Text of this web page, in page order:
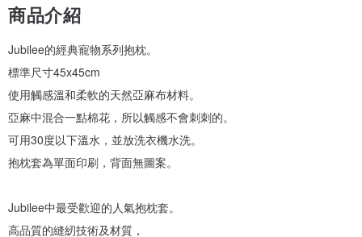
商品介紹
Jubilee的經典寵物系列抱枕。
標準尺寸45x45cm
使用觸感溫和柔軟的天然亞麻布材料。
亞麻中混合一點棉花，所以觸感不會刺刺的。
可用30度以下溫水，並放洗衣機水洗。
抱枕套為單面印刷，背面無圖案。
Jubilee中最受歡迎的人氣抱枕套。
高品質的縫紉技術及材質，